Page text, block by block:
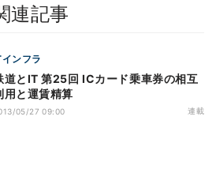
連記事
ンフラ
道とIT 第25回 ICカード乗車券の相互
用と運賃精算
05/27 09:00 連載